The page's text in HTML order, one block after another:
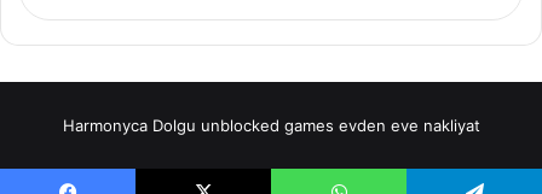
Harmonyca Dolgu unblocked games evden eve nakliyat